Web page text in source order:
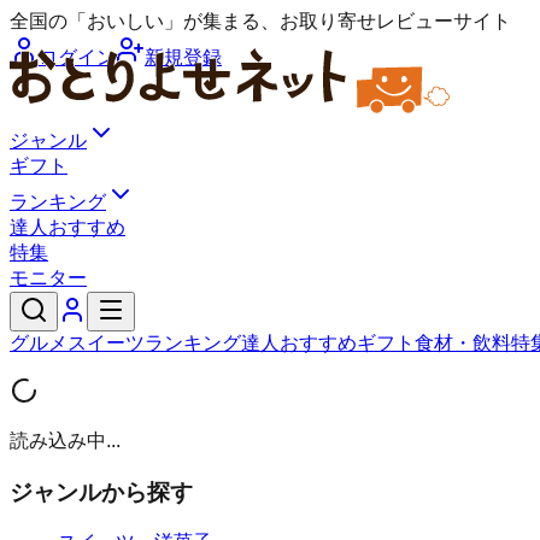
全国の「おいしい」が集まる、お取り寄せレビューサイト
ログイン
新規登録
ジャンル
ギフト
ランキング
達人おすすめ
特集
モニター
グルメ スイーツランキング達人おすすめギフト 食材・飲料特
読み込み中...
ジャンルから探す